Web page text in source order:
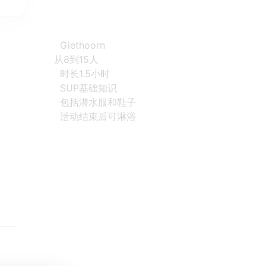
Giethoorn
从8到15人
时长1.5小时
SUP基础知识
包括潜水服和鞋子
活动结束后可淋浴